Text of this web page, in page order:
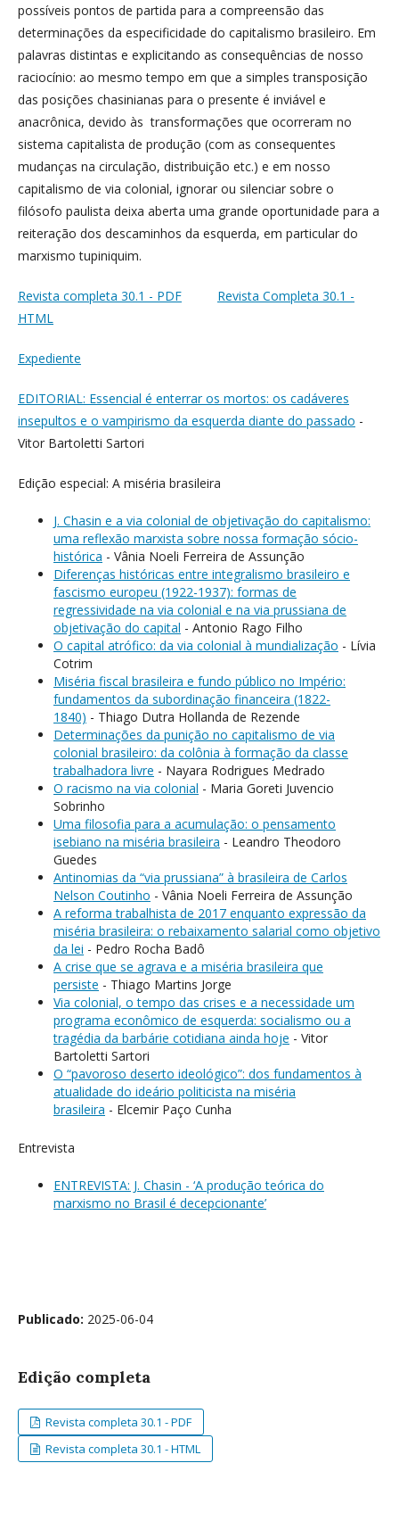
possíveis pontos de partida para a compreensão das
determinações da especificidade do capitalismo brasileiro. Em
palavras distintas e explicitando as consequências de nosso
raciocínio: ao mesmo tempo em que a simples transposição
das posições chasinianas para o presente é inviável e
anacrônica, devido às transformações que ocorreram no
sistema capitalista de produção (com as consequentes
mudanças na circulação, distribuição etc.) e em nosso
capitalismo de via colonial, ignorar ou silenciar sobre o
filósofo paulista deixa aberta uma grande oportunidade para a
reiteração dos descaminhos da esquerda, em particular do
marxismo tupiniquim.
Revista completa 30.1 - PDF
Revista Completa 30.1 -
HTML
Expediente
EDITORIAL: Essencial é enterrar os mortos: os cadáveres
insepultos e o vampirismo da esquerda diante do passado -
Vitor Bartoletti Sartori
Edição especial: A miséria brasileira
J. Chasin e a via colonial de objetivação do capitalismo:
uma reflexão marxista sobre nossa formação sócio-
histórica - Vânia Noeli Ferreira de Assunção
Diferenças históricas entre integralismo brasileiro e
fascismo europeu (1922-1937): formas de
regressividade na via colonial e na via prussiana de
objetivação do capital - Antonio Rago Filho
O capital atrófico: da via colonial à mundialização - Lívia
Cotrim
Miséria fiscal brasileira e fundo público no Império:
fundamentos da subordinação financeira (1822-
1840) - Thiago Dutra Hollanda de Rezende
Determinações da punição no capitalismo de via
colonial brasileiro: da colônia à formação da classe
trabalhadora livre - Nayara Rodrigues Medrado
O racismo na via colonial - Maria Goreti Juvencio
Sobrinho
Uma filosofia para a acumulação: o pensamento
isebiano na miséria brasileira - Leandro Theodoro
Guedes
Antinomias da “via prussiana” à brasileira de Carlos
Nelson Coutinho - Vânia Noeli Ferreira de Assunção
A reforma trabalhista de 2017 enquanto expressão da
miséria brasileira: o rebaixamento salarial como objetivo
da lei - Pedro Rocha Badô
A crise que se agrava e a miséria brasileira que
persiste - Thiago Martins Jorge
Via colonial, o tempo das crises e a necessidade um
programa econômico de esquerda: socialismo ou a
tragédia da barbárie cotidiana ainda hoje - Vitor
Bartoletti Sartori
O “pavoroso deserto ideológico”: dos fundamentos à
atualidade do ideário politicista na miséria
brasileira - Elcemir Paço Cunha
Entrevista
ENTREVISTA: J. Chasin - ‘A produção teórica do
marxismo no Brasil é decepcionante’
Publicado: 2025-06-04
Edição completa
Revista completa 30.1 - PDF
Revista completa 30.1 - HTML